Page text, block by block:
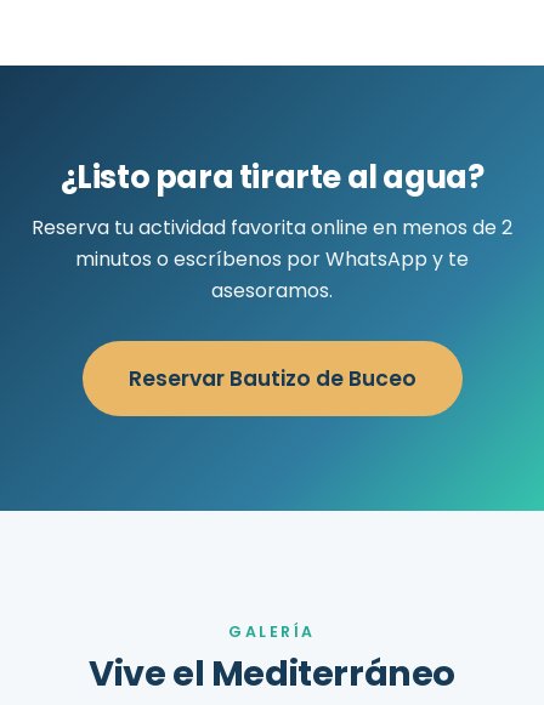
¿Listo para tirarte al agua?
Reserva tu actividad favorita online en menos de 2
minutos o escríbenos por WhatsApp y te
asesoramos.
Reservar Bautizo de Buceo
GALERÍA
Vive el Mediterráneo